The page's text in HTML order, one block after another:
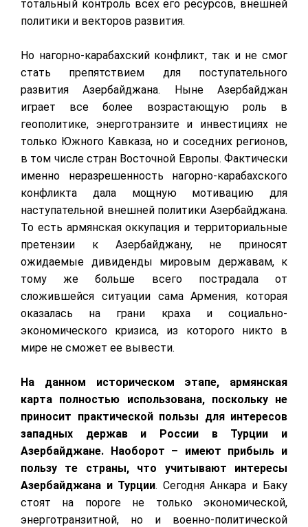
тотальный контроль всех его ресурсов, внешней
политики и векторов развития.
Но нагорно-карабахский конфликт, так и не смог
стать препятствием для поступательного
развития Азербайджана. Ныне Азербайджан
играет все более возрастающую роль в
геополитике, энерготранзите и инвестициях не
только Южного Кавказа, но и соседних регионов,
в том числе стран Восточной Европы. Фактически
именно неразрешенность нагорно-карабахского
конфликта дала мощную мотивацию для
наступательной внешней политики Азербайджана.
То есть армянская оккупация и территориальные
претензии к Азербайджану, не приносят
ожидаемые дивиденды мировым державам, к
тому же больше всего пострадала от
сложившейся ситуации сама Армения, которая
оказалась на грани краха и социально-
экономического кризиса, из которого никто в
мире не сможет ее вывести.
На данном историческом этапе, армянская
карта полностью использована, поскольку не
приносит практической пользы для интересов
западных держав и России в Турции и
Азербайджане. Наоборот – имеют прибыль и
пользу те страны, что учитывают интересы
Азербайджана и Турции. Сегодня Анкара и Баку
стоят на пороге не только экономической,
энерготранзитной, но и военно-политической